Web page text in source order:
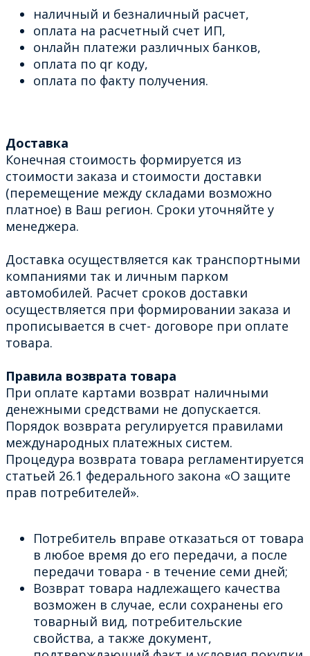
наличный и безналичный расчет,
оплата на расчетный счет ИП,
онлайн платежи различных банков,
оплата по qr коду,
оплата по факту получения.
Доставка
Конечная стоимость формируется из
стоимости заказа и стоимости доставки
(перемещение между складами возможно
платное) в Ваш регион. Сроки уточняйте у
менеджера.
Доставка осуществляется как транспортными
компаниями так и личным парком
автомобилей. Расчет сроков доставки
осуществляется при формировании заказа и
прописывается в счет- договоре при оплате
товара.
Правила возврата товара
При оплате картами возврат наличными
денежными средствами не допускается.
Порядок возврата регулируется правилами
международных платежных систем.
Процедура возврата товара регламентируется
статьей 26.1 федерального закона «О защите
прав потребителей».
Потребитель вправе отказаться от товара
в любое время до его передачи, а после
передачи товара - в течение семи дней;
Возврат товара надлежащего качества
возможен в случае, если сохранены его
товарный вид, потребительские
свойства, а также документ,